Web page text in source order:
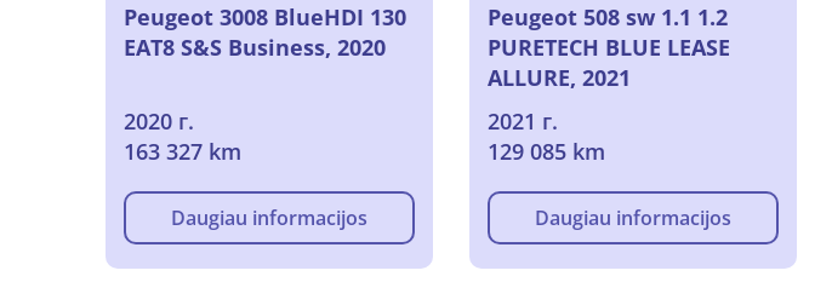
Peugeot 3008 BlueHDI 130
EAT8 S&S Business, 2020
2020 г.
163 327 km
Daugiau informacijos
Peugeot 508 sw 1.1 1.2
PURETECH BLUE LEASE
ALLURE, 2021
2021 г.
129 085 km
Daugiau informacijos